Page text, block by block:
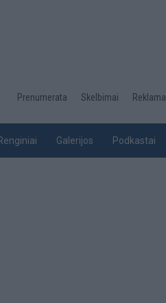
Desktop
top
Prenumerata Skelbimai Reklama
Galerijos Podkastai